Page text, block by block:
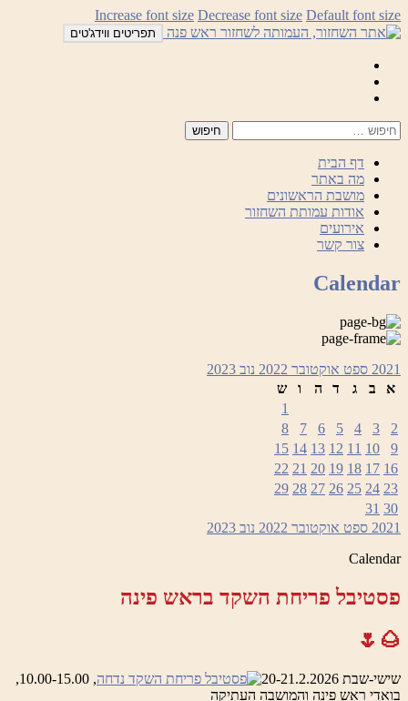
לדלג
לתוכן
Increase font size Decrease font size Default font size
תפריטים ווידג'טים
דף הבית
מה באתר
מושבת הראשונים
אודות עמותת השחזור
אירועים
צור קשר
Calendar
2021 ספט אוקטובר 2022 נוב 2023
א
ב ג ד ה ו
ש
1
2
3
4
5
6
7
8
9
10
11
12
13
14
15
16
17
18
19
20
21
22
23
24
25
26
27
28
29
30
31
2021 ספט אוקטובר 2022 נוב 2023
Calendar
פסטיבל פריחת השקד בראש פינה
🌰🌷
שישי-שבת 20-21.2.2026
, 10.00-15.00,
בואדי ראש פינה והמושבה העתיקה